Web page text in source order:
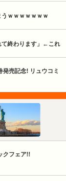
ｗｗｗｗｗｗｗ
て終わります」←これ
売記念! リュウコミ
クフェア!!